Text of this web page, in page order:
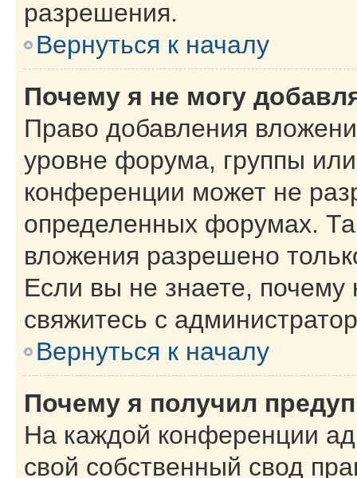
разрешения.
Вернуться к началу
Почему я не могу
Право добавления
уровне форума, группы
конференции может не
определенных форумах.
вложения разрешено
Если вы не знаете,
свяжитесь с
Вернуться к началу
Почему я получил
На каждой конференции
свой собственный свод